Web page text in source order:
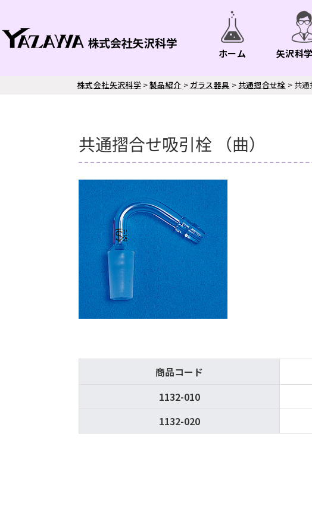
ホーム 矢沢科
株式会社矢沢科学 >製品紹介 > ガラス器具 > 共通摺合せ栓 > 共通
共通摺合せ吸引栓 （曲）
商品コード
1132-010
1132-020